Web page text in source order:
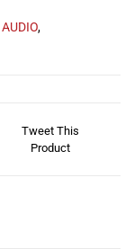
AUDIO,
Tweet This
Product